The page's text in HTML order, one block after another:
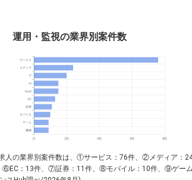
運用・監視の業界別案件数
人の業界別案件数は、①サービス：76件、②メディア：
：13件、⑦証券：11件、⑧モバイル：10件、⑨ゲー